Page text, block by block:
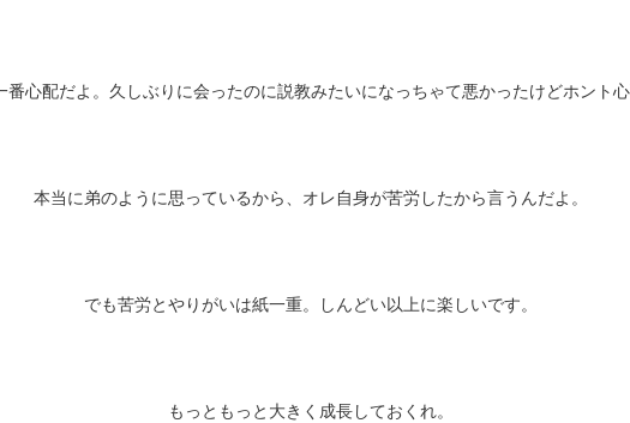
番心配だよ。久しぶりに会ったのに説教みたいになっちゃて悪かったけどホント心
本当に弟のように思っているから、オレ自身が苦労したから言うんだよ。
でも苦労とやりがいは紙一重。しんどい以上に楽しいです。
もっともっと大きく成長しておくれ。